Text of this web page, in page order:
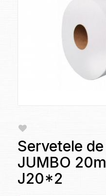
Servetele
JUMBO
J20*2